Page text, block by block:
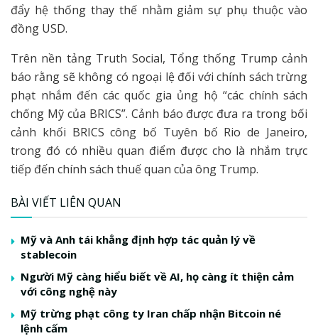
đẩy hệ thống thay thế nhằm giảm sự phụ thuộc vào
đồng USD.
Trên nền tảng Truth Social, Tổng thống Trump cảnh
báo rằng sẽ không có ngoại lệ đối với chính sách trừng
phạt nhắm đến các quốc gia ủng hộ “các chính sách
chống Mỹ của BRICS”. Cảnh báo được đưa ra trong bối
cảnh khối BRICS công bố Tuyên bố Rio de Janeiro,
trong đó có nhiều quan điểm được cho là nhắm trực
tiếp đến chính sách thuế quan của ông Trump.
BÀI VIẾT LIÊN QUAN
Mỹ và Anh tái khẳng định hợp tác quản lý về
stablecoin
Người Mỹ càng hiểu biết về AI, họ càng ít thiện cảm
với công nghệ này
Mỹ trừng phạt công ty Iran chấp nhận Bitcoin né
lệnh cấm